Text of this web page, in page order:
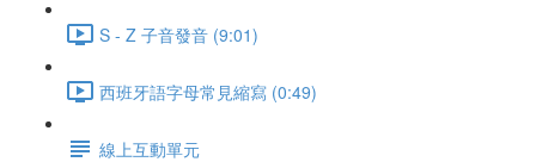
S - Z 子音發音 (9:01)
西班牙語字母常見縮寫 (0:49)
線上互動單元